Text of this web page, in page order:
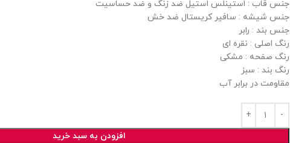
جنس قاب : استینلس استیل ضد زنگ و ضد حساسیت
جنس شیشه : سافیر کریستال ضد خش
جنس بند : رابر
رنگ اصلی : نقره ای
رنگ صفحه : مشکی
رنگ بند : سبز
مقاومت در برابر آب
افزودن به سبد خرید